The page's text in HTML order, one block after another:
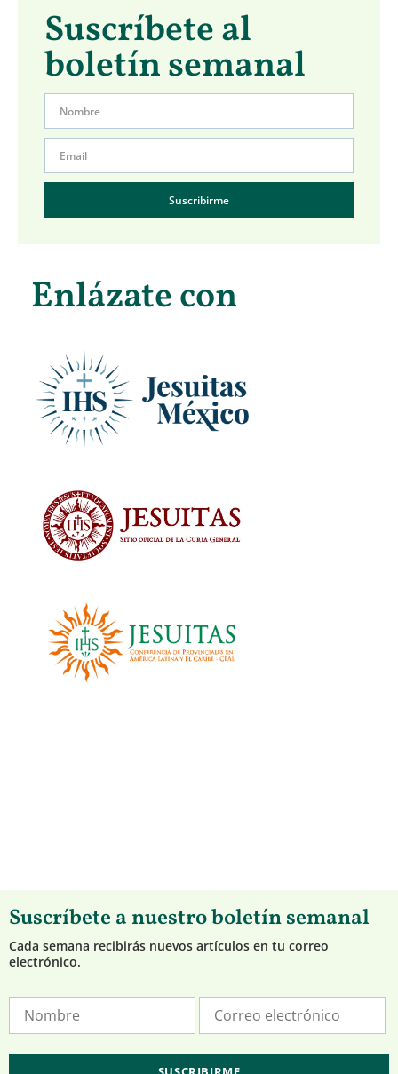
Suscríbete al
boletín semanal
Suscribirme
Enlázate con
Suscríbete a nuestro boletín semanal
Cada semana recibirás nuevos artículos en tu correo
electrónico.